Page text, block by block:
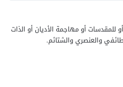
للمقدسات أو مهاجمة الأديان أو الذات
والعنصري والشتائم.